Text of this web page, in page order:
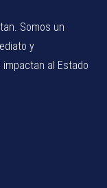
Somos un
y
al Estado